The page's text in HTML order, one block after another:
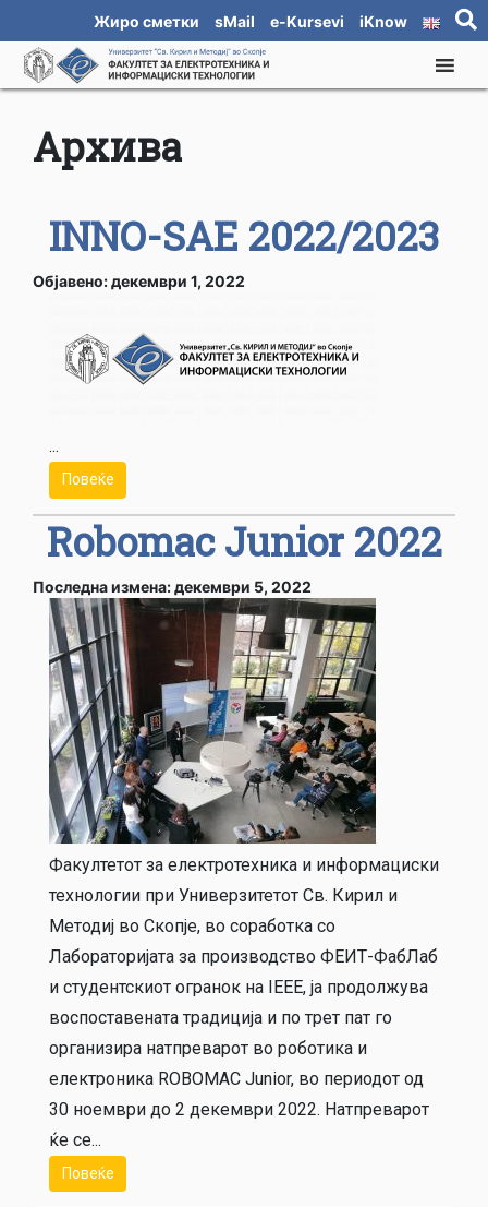
Жиро сметки sMail e-Kursevi iKnow
Архива
INNO-SAE 2022/2023
Објавено: декември 1, 2022
...
Повеќе
Robomac Junior 2022
Последна измена: декември 5, 2022
Факултетот за електротехника и информациски
технологии при Универзитетот Св. Кирил и
Методиј во Скопје, во соработка со
Лабораторијата за производство ФЕИТ-ФабЛаб
и студентскиот огранок на IEEE, ја продолжува
воспоставената традиција и по трет пат го
организира натпреварот во роботика и
електроника ROBOMAC Junior, во периодот од
30 ноември до 2 декември 2022. Натпреварот
ќе се...
Повеќе